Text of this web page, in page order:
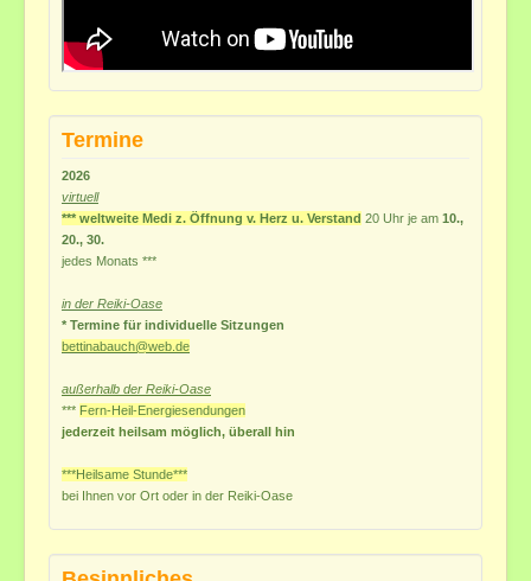
Termine
2026
virtuell
*** weltweite Medi z. Öffnung v. Herz u. Verstand 20 Uhr je am 10.,
20., 30.
jedes Monats ***
in der Reiki-Oase
* Termine für individuelle Sitzungen
bettinabauch@web.de
außerhalb der Reiki-Oase
*** Fern-Heil-Energiesendungen
jederzeit heilsam möglich, überall hin
***Heilsame Stunde***
bei Ihnen vor Ort oder in der Reiki-Oase